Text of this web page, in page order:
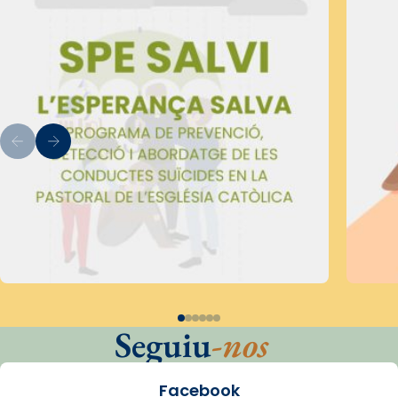
Seguiu-nos
Facebook